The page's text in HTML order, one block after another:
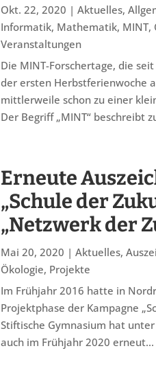
Okt. 22, 2020 |Aktuelles,
Informatik, Mathematik, MINT,
Veranstaltungen
Die MINT-Forschertage, die
der ersten Herbstferienwoche
mittlerweile schon zu einer
Der Begriff „MINT“ beschreibt
Erneute
„Schule der
„Netzwerk der
Mai 20, 2020 |Aktuelles,
Ökologie, Projekte
Im Frühjahr 2016 hatte in
Projektphase der Kampagne
Stiftische Gymnasium hat
auch im Frühjahr 2020 erneut...